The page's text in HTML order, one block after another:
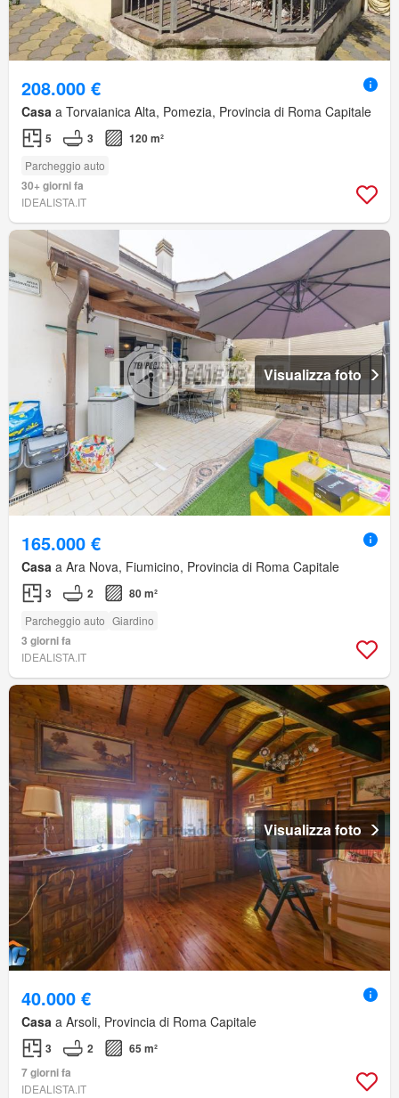
208.000 €
Casa a Torvaianica Alta, Pomezia, Provincia di Roma Capitale
5 3 120 m²
Parcheggio auto
30+ giorni fa
IDEALISTA.IT
Visualizza foto
165.000 €
Casa a Ara Nova, Fiumicino, Provincia di Roma Capitale
3 2 80 m²
Parcheggio auto Giardino
3 giorni fa
IDEALISTA.IT
Visualizza foto
40.000 €
Casa a Arsoli, Provincia di Roma Capitale
3 2
65 m²
7 giorni fa
IDEALISTA.IT